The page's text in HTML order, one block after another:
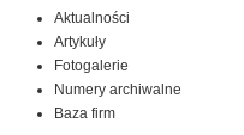
Aktualności
Artykuły
Fotogalerie
Numery archiwalne
Baza firm